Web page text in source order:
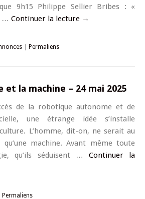
9h15 Philippe Sellier Bribes : «
… Continuer la lecture →
Permaliens
et la machine – 24 mai 2025
de la robotique autonome et de
une étrange idée s’installe
L’homme, dit-on, ne serait au
machine. Avant même toute
qu’ils séduisent … Continuer la
Permaliens